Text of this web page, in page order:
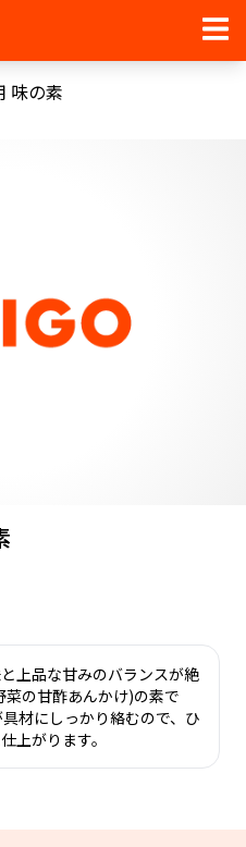
味の素
上品な甘みのバランスが絶
の甘酢あんかけ)の素で
材にしっかり絡むので、ひ
上がります。